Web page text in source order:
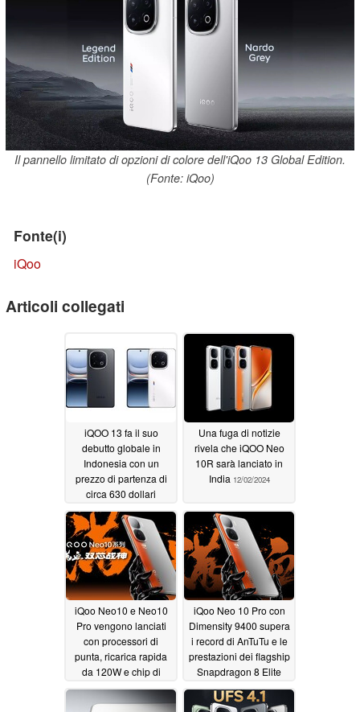
Il pannello limitato di opzioni di colore dell'iQoo 13 Global Edition.
(Fonte: iQoo)
Fonte(i)
iQoo
Articoli collegati
iQOO 13 fa il suo
debutto globale in
Indonesia con un
prezzo di partenza di
circa 630 dollari
12/02/2024
Una fuga di notizie
rivela che iQOO Neo
10R sarà lanciato in
India 12/02/2024
iQoo Neo10 e Neo10
Pro vengono lanciati
con processori di
punta, ricarica rapida
da 120W e chip di
upscaling grafico
11/30/2024
iQoo Neo 10 Pro con
Dimensity 9400 supera
i record di AnTuTu e le
prestazioni dei flagship
Snapdragon 8 Elite
11/26/2024